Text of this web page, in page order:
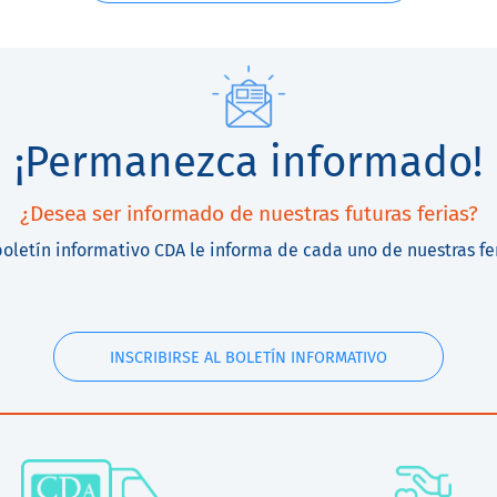
¡Permanezca informado!
¿Desea ser informado de nuestras futuras ferias?
informativo CDA le informa de cada uno de nuestras
INSCRIBIRSE AL BOLETÍN INFORMATIVO